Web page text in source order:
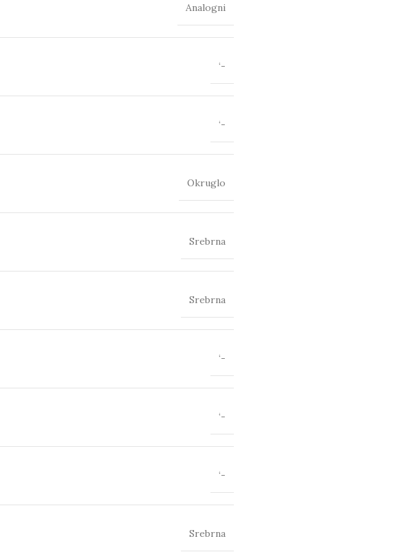
Analogni
‘-
‘-
Okruglo
Srebrna
Srebrna
‘-
‘-
‘-
Srebrna